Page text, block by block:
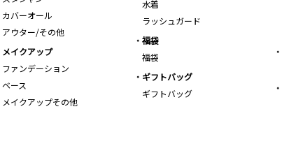
カバーオール
アウター/その他
水着
ラッシュガード
福袋
福袋
メイクアップ
ファンデーション
ベース
メイクアップその他
ギフトバッグ
ギフトバッグ